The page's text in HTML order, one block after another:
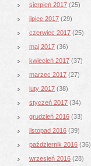
sierpień 2017 (25)
lipiec 2017 (29)
czerwiec 2017 (25)
maj 2017 (36)
kwiecień 2017 (37)
marzec 2017 (27)
luty 2017 (38)
styczeń 2017 (34)
grudzień 2016 (33)
listopad 2016 (39)
październik 2016 (36)
wrzesień 2016 (28)